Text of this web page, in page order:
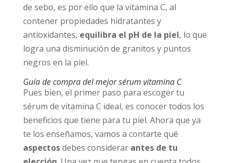
de sebo, es por ello que la vitamina C, al
contener propiedades hidratantes y
antioxidantes, equilibra el pH de la piel, lo que
logra una disminución de granitos y puntos
negros en la piel.
Guía de compra del mejor sérum vitamina C
Pues bien, el primer paso para escoger tu
sérum de vitamina C ideal, es conocer todos los
beneficios que tiene para tu piel. Ahora que ya
te los enseñamos, vamos a contarte qué
aspectosdebes considerar antes de tu